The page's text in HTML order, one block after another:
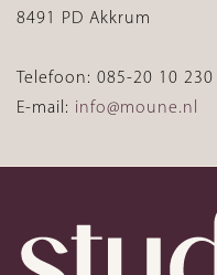
8491 PD Akkrum
Telefoon: 085-20 10 230
E-mail: info@moune.nl